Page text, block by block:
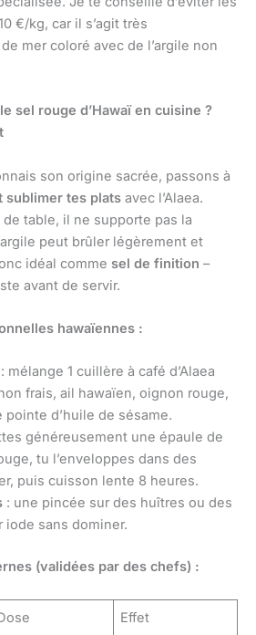
€/kg, car il s’agit très
mer coloré avec de l’argile non
sel rouge d’Hawaï en cuisine ?
son origine sacrée, passons à
sublimer tes plats avec l’Alaea.
table, il ne supporte pas la
peut brûler légèrement et
idéal comme sel de finition –
avant de servir.
hawaïennes :
: mélange 1 cuillère à café d’Alaea
frais, ail hawaïen, oignon rouge,
d’huile de sésame.
généreusement une épaule de
tu l’enveloppes dans des
puis cuisson lente 8 heures.
: une pincée sur des huîtres ou des
sans dominer.
(validées par des chefs) :
Effet